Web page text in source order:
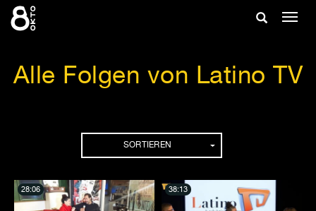
Zum
Inhalt
Suche
Alle Folgen von Latino TV
SORTIEREN
28:06 38:13